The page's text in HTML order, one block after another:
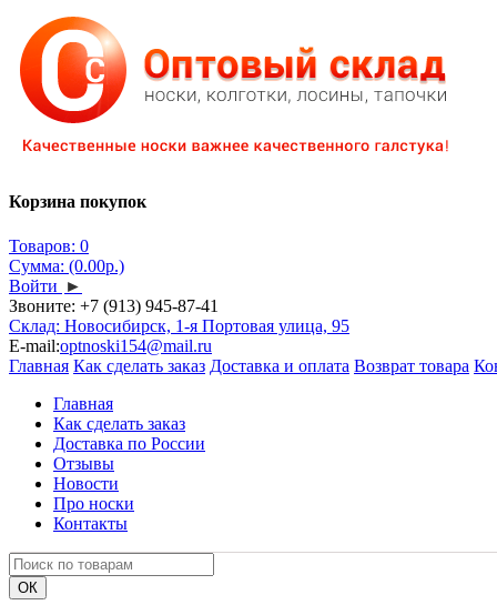
Корзина покупок
Товаров: 0
Сумма: (0.00р.)
Войти ►
Звоните: +7 (913) 945-87-41
Склад: Новосибирск, 1-я Портовая улица, 95
E-mail:optnoski154@mail.ru
Главная Как сделать заказ Доставка и оплата Возврат товара
Главная
Как сделать заказ
Доставка по России
Отзывы
Новости
Про носки
Контакты